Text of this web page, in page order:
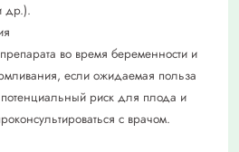
др.).
во время беременности и
если ожидаемая польза
риск для плода и
с врачом.